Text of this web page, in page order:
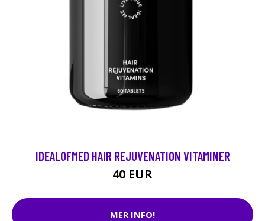
IDEALOFMED HAIR REJUVENATION VITAMINER
40 EUR
MER INFO!